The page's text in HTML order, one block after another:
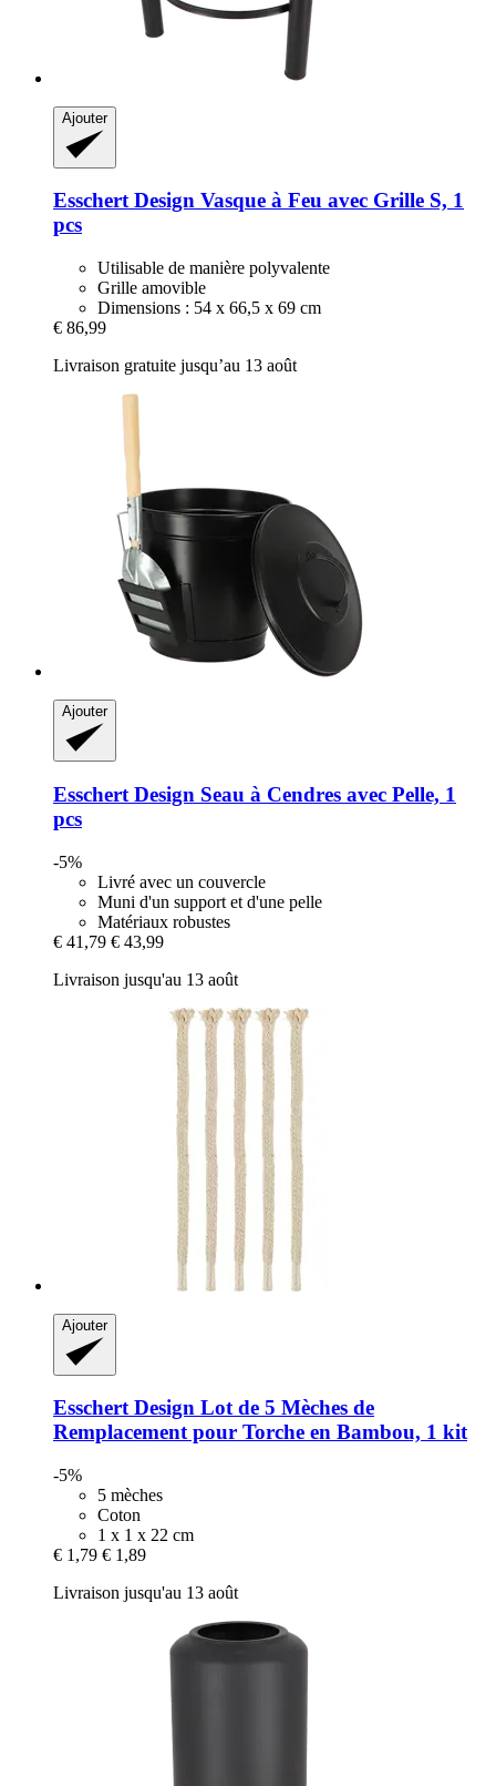
Ajouter
Esschert Design Vasque à Feu avec Grille S, 1
pcs
Utilisable de manière polyvalente
Grille amovible
Dimensions : 54 x 66,5 x 69 cm
€ 86,99
Livraison gratuite jusqu’au 13 août
Ajouter
Esschert Design Seau à Cendres avec Pelle, 1
pcs
-5%
Livré avec un couvercle
Muni d'un support et d'une pelle
Matériaux robustes
€ 41,79 € 43,99
Livraison jusqu'au 13 août
Ajouter
Esschert Design Lot de 5 Mèches de
Remplacement pour Torche en Bambou, 1 kit
-5%
5 mèches
Coton
1 x 1 x 22 cm
€ 1,79 € 1,89
Livraison jusqu'au 13 août